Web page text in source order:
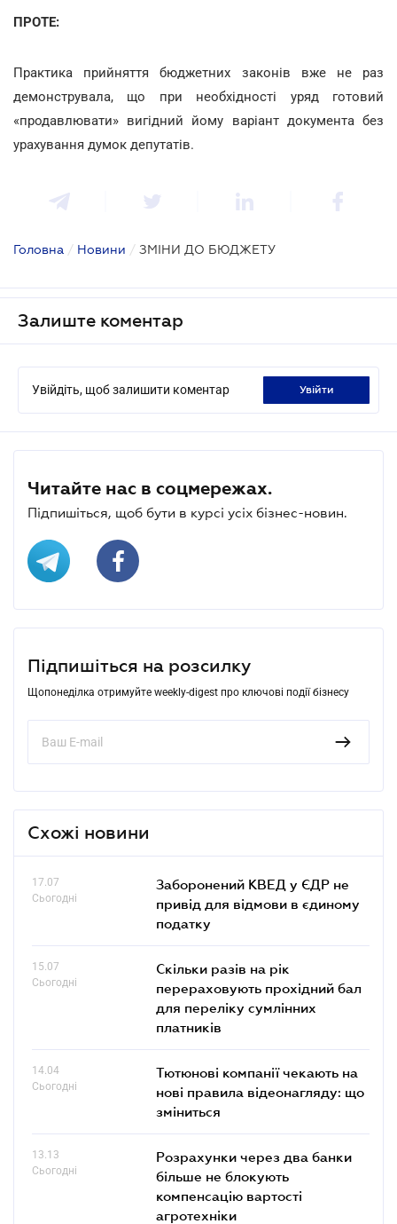
ПРОТЕ:
Практика прийняття бюджетних законів вже не раз
демонструвала, що при необхідності уряд готовий
«продавлювати» вигідний йому варіант документа без
урахування думок депутатів.
Головна / Новини / ЗМІНИ ДО БЮДЖЕТУ
Залиште коментар
Увійдіть, щоб залишити коментар увійти
Читайте нас в соцмережах.
Підпишіться, щоб бути в курсі усіх бізнес-новин.
Підпишіться на розсилку
Щопонеділка отримуйте weekly-digest про ключові події бізнесу
Схожі новини
17.07
Сьогодні
Заборонений КВЕД у ЄДР не
привід для відмови в єдиному
податку
15.07
Сьогодні
Скільки разів на рік
перераховують прохідний бал
для переліку сумлінних
платників
14.04
Сьогодні
Тютюнові компанії чекають на
нові правила відеонагляду: що
зміниться
13.13
Сьогодні
Розрахунки через два банки
більше не блокують
компенсацію вартості
агротехніки